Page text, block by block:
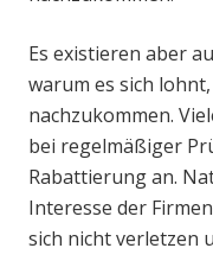
Es existieren aber
warum es sich
nachzukommen.
bei regelmäßiger
Rabattierung an.
Interesse der
sich nicht verletzen